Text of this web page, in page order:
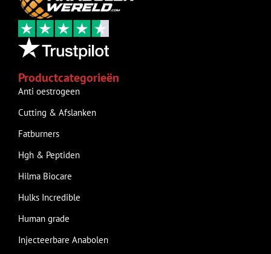
Productcategorieën
Anti oestrogeen
Cutting & Afslanken
Fatburners
Hgh & Peptiden
Hilma Biocare
Hulks Incredible
Human grade
Injecteerbare Anabolen